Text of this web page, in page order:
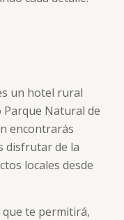
un hotel rural
Parque Natural de
encontrarás
disfrutar de la
locales desde
te permitirá,